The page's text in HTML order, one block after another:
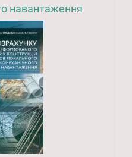
навантаження